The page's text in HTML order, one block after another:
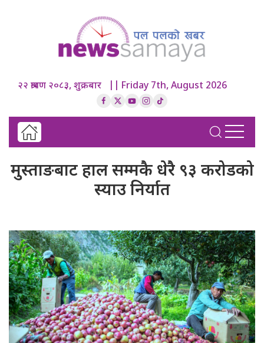
२२ श्रावण २०८३, शुक्रबार || Friday 7th, August 2026
मुस्ताङबाट हाल सम्मकै धेरै ९३ करोडको
स्याउ निर्यात